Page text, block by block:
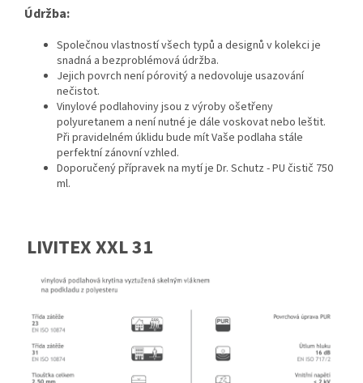
Údržba:
Společnou vlastností všech typů a designů v kolekci je
snadná a bezproblémová údržba.
Jejich povrch není pórovitý a nedovoluje usazování
nečistot.
Vinylové podlahoviny jsou z výroby ošetřeny
polyuretanem a není nutné je dále voskovat nebo leštit.
Při pravidelném úklidu bude mít Vaše podlaha stále
perfektní zánovní vzhled.
Doporučený přípravek na mytí je Dr. Schutz - PU čistič 750
ml.
LIVITEX XXL 31